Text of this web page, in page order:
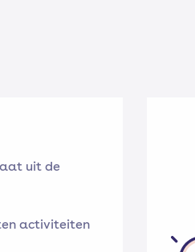
uit de
activiteiten